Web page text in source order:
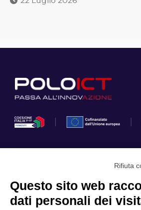
Cookie Policy
Rifiuta
Questo sito web
dati personali dei